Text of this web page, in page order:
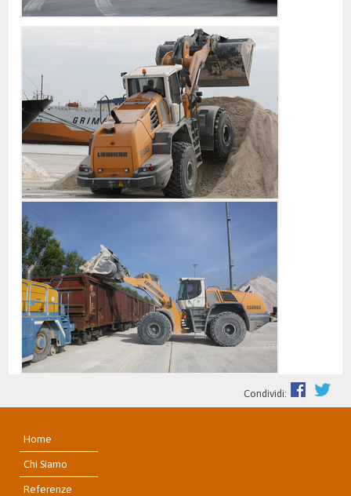
Condividi:
Home
Chi Siamo
Referenze